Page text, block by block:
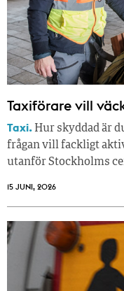
Taxiförare vill
Taxi. Hur skyddad är
frågan vill fackligt
utanför Stockholms
15 JUNI, 2026